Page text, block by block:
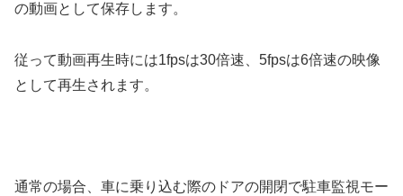
の動画として保存します。
従って動画再生時には1fpsは30倍速、5fpsは6倍速の映像
として再生されます。
通常の場合、車に乗り込む際のドアの開閉で駐車監視モー